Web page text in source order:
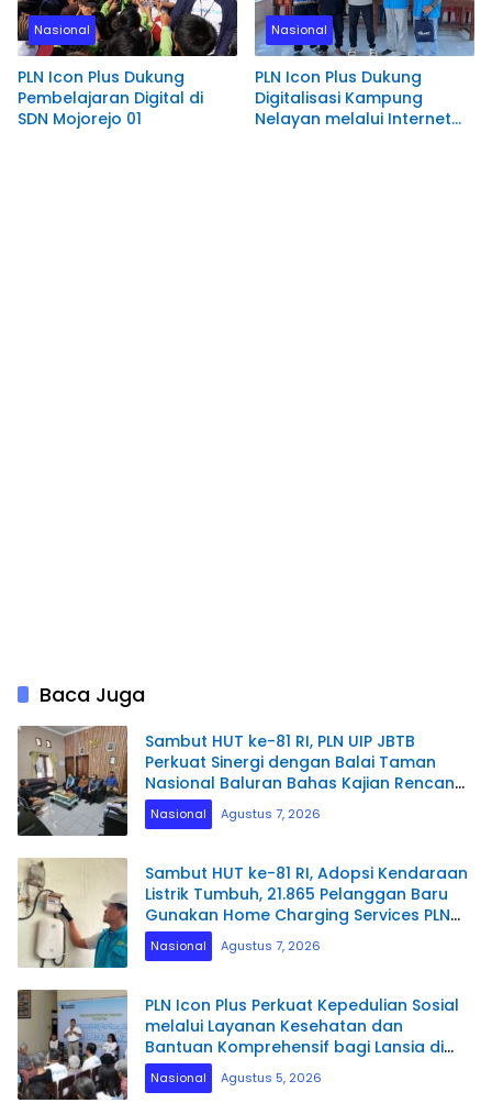
Nasional
PLN Icon Plus Dukung
Pembelajaran Digital di
SDN Mojorejo 01
Nasional
PLN Icon Plus Dukung
Digitalisasi Kampung
Nelayan melalui Internet
Baca Juga
Sambut HUT ke-81 RI, PLN UIP JBTB
Perkuat Sinergi dengan Balai Taman
Nasional Baluran Bahas Kajian Rencana
Proyek SUTET 500 kV Paiton–
Watudodol/Kalipuro
Nasional Agustus 7, 2026
Sambut HUT ke-81 RI, Adopsi Kendaraan
Listrik Tumbuh, 21.865 Pelanggan Baru
Gunakan Home Charging Services PLN
pada Semester I 2026
Nasional Agustus 7, 2026
PLN Icon Plus Perkuat Kepedulian Sosial
melalui Layanan Kesehatan dan
Bantuan Komprehensif bagi Lansia di
Malang
Nasional Agustus 5, 2026